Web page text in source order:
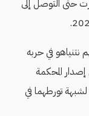
من أكتوبر 2023 واستمرت حتى التوصل إلى
نتنياهو في حربه
المحكمة
تورطهما في